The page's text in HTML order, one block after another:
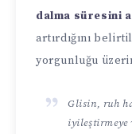
dalma süresini
artırdığını
yorgunluğu
Glisin, ruh
iyileştirmeye